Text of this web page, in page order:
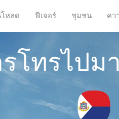
หลด ฟีเจอร์ ชุมชน คว
โทรไปม